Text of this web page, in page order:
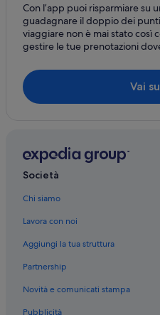
Con l’app puoi risparmiare su
guadagnare il doppio dei
viaggiare non è mai stato così
gestire le tue prenotazioni
Vai
Società
Chi siamo
Lavora con noi
Aggiungi la tua struttura
Partnership
Novità e comunicati stampa
Pubblicità